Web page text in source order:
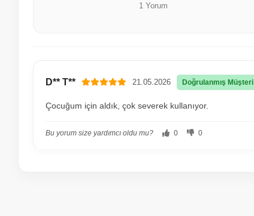
1 Yorum
D** T** 21.05.2026 Doğrulanmış Müşteri
Çocuğum için aldık, çok severek kullanıyor.
Bu yorum size yardımcı oldu mu? 0 0